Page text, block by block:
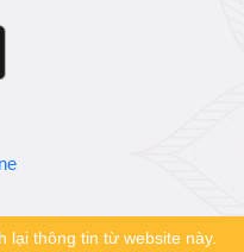
lại thông tin từ website này.